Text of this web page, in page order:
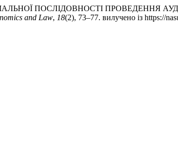
ПОСЛІДОВНОСТІ ПРОВЕДЕННЯ
and Law, 18(2), 73–77. вилучено із https://